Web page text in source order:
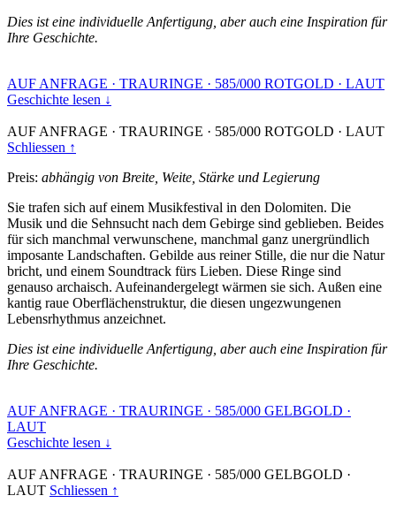
Dies ist eine individuelle Anfertigung, aber auch eine Inspiration für
Ihre Geschichte.
AUF ANFRAGE · TRAURINGE · 585/000 ROTGOLD · LAUT
Geschichte lesen ↓
AUF ANFRAGE · TRAURINGE · 585/000 ROTGOLD · LAUT
Schliessen ↑
Preis: abhängig von Breite, Weite, Stärke und Legierung
Sie trafen sich auf einem Musikfestival in den Dolomiten. Die
Musik und die Sehnsucht nach dem Gebirge sind geblieben. Beides
für sich manchmal verwunschene, manchmal ganz unergründlich
imposante Landschaften. Gebilde aus reiner Stille, die nur die Natur
bricht, und einem Soundtrack fürs Lieben. Diese Ringe sind
genauso archaisch. Aufeinandergelegt wärmen sie sich. Außen eine
kantig raue Oberflächenstruktur, die diesen ungezwungenen
Lebensrhythmus anzeichnet.
Dies ist eine individuelle Anfertigung, aber auch eine Inspiration für
Ihre Geschichte.
AUF ANFRAGE · TRAURINGE · 585/000 GELBGOLD ·
LAUT
Geschichte lesen ↓
AUF ANFRAGE · TRAURINGE · 585/000 GELBGOLD ·
LAUT Schliessen ↑